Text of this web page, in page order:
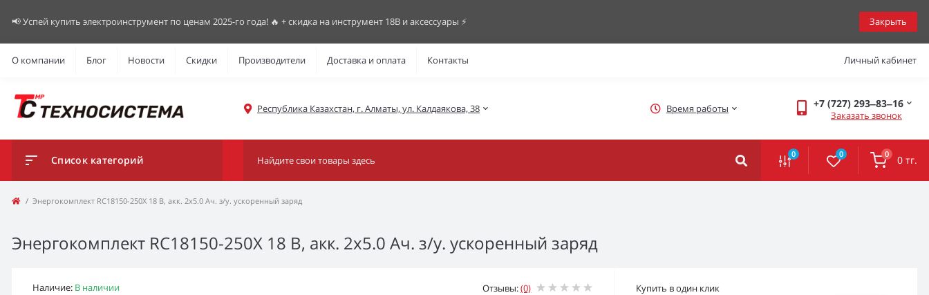
📢 Успей купить электроинструмент по ценам 2025-го года! 🔥 + скидка на инструмент 18В и аксессуары ⚡️ Закрыть
О компании Блог Новости Скидки Производители Доставка и оплата Контакты Личный кабинет
Республика Казахстан, г. Алматы, ул. Калдаякова, 38 Время работы +7 (727) 293‒83‒16
Заказать звонок
Список категорий 0 0 0 0 тг.
Энергокомплект RC18150-250X 18 В, акк. 2х5.0 Ач. з/у. ускоренный заряд
Энергокомплект RC18150-250X 18 В, акк. 2х5.0 Ач. з/у. ускоренный заряд
Наличие: В наличии
Отзывы:(0)
Купить в один клик